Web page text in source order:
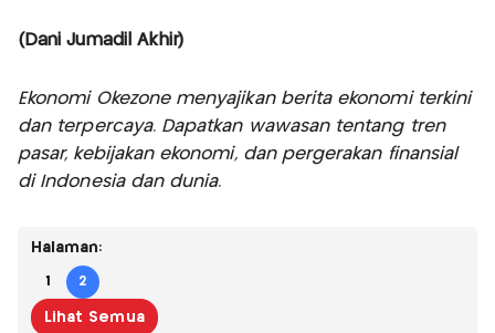
(Dani Jumadil Akhir)
Ekonomi Okezone menyajikan berita ekonomi terkini
dan terpercaya. Dapatkan wawasan tentang tren
pasar, kebijakan ekonomi, dan pergerakan finansial
di Indonesia dan dunia.
Halaman:
1 2
Lihat Semua